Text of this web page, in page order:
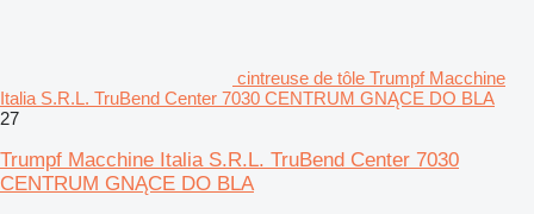
cintreuse de tôle Trumpf Macchine
Italia S.R.L. TruBend Center 7030 CENTRUM GNĄCE DO BLA
27
Trumpf Macchine Italia S.R.L. TruBend Center 7030
CENTRUM GNĄCE DO BLA